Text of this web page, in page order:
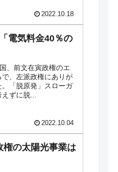
2022.10.18
電気料金40％の
、前文在寅政権のエ
、左派政権にありが
「脱原発」スローガ
ずに脱...
2022.10.04
権の太陽光事業は